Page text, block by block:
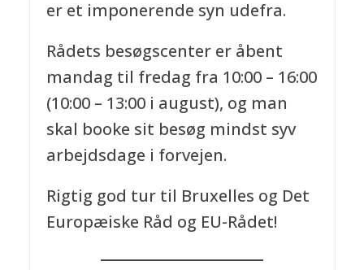
er et imponerende syn udefra.
Rådets besøgscenter er åbent
mandag til fredag fra 10:00 – 16:00
(10:00 – 13:00 i august), og man
skal booke sit besøg mindst syv
arbejdsdage i forvejen.
Rigtig god tur til Bruxelles og Det
Europæiske Råd og EU-Rådet!